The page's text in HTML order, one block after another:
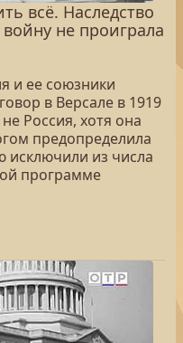
всё. Наследство
не проиграла
и ее союзники
в Версале в 1919
Россия, хотя она
предопределила
исключили из числа
программе